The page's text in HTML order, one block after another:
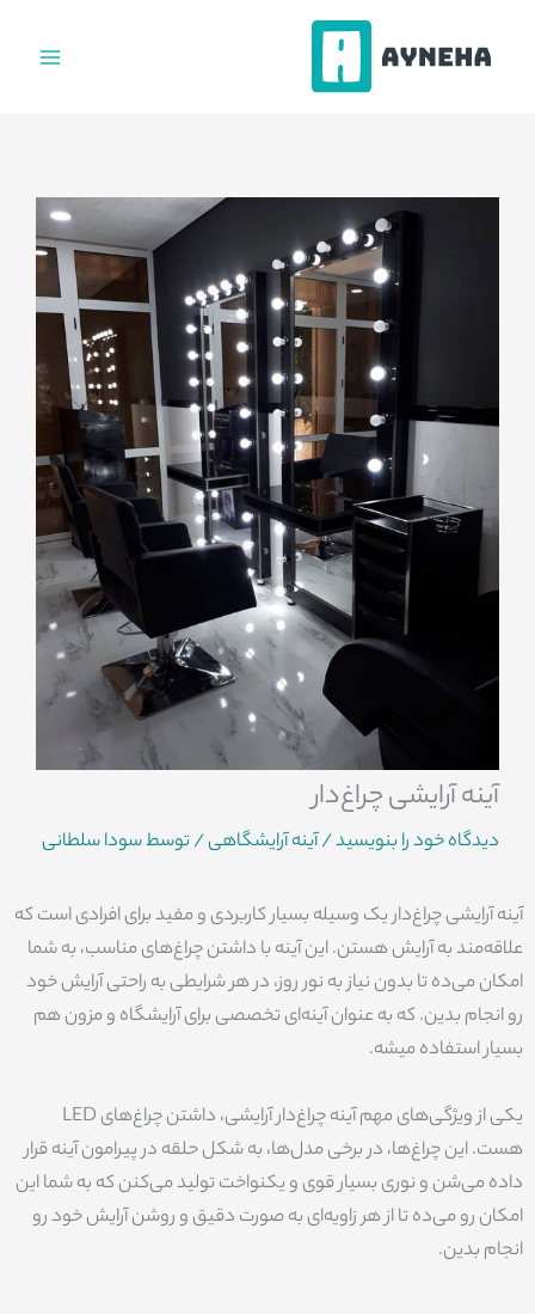
آینه آرایشی چراغ‌دار
دیدگاه‌ خود را بنویسید/آینه آرایشگاهی/ توسطسودا سلطانی
آینه آرایشی چراغ‌دار یک وسیله بسیار کاربردی و مفید برای افرادی است که
علاقه‌مند به آرایش هستن. این آینه با داشتن چراغ‌های مناسب، به شما
امکان می‌ده تا بدون نیاز به نور روز، در هر شرایطی به راحتی آرایش خود
رو انجام بدین. که به عنوان آینه‌ای تخصصی برای آرایشگاه و مزون هم
بسیار استفاده میشه.
یکی از ویژگی‌های مهم آینه چراغ‌دار آرایشی، داشتن چراغ‌های LED
هست. این چراغ‌ها، در برخی مدل‌ها، به شکل حلقه در پیرامون آینه قرار
داده می‌شن و نوری بسیار قوی و یکنواخت تولید می‌کنن که به شما این
امکان رو می‌ده تا از هر زاویه‌ای به صورت دقیق و روشن آرایش خود رو
انجام بدین.